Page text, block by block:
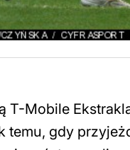
T-Mobile
temu, gdy